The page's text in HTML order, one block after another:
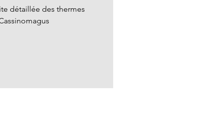
détaillée des thermes